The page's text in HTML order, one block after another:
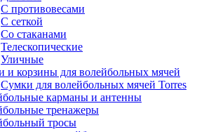
С противовесами
С сеткой
Со стаканами
Телескопические
Уличные
и корзины для волейбольных мячей
Сумки для волейбольных мячей Torres
карманы и антенны
тренажеры
тросы